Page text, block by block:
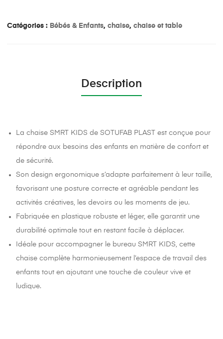
Catégories : Bébés & Enfants, chaise, chaise et table
Description
La chaise SMRT KIDS de SOTUFAB PLAST est conçue pour
répondre aux besoins des enfants en matière de confort et
de sécurité.
Son design ergonomique s’adapte parfaitement à leur taille,
favorisant une posture correcte et agréable pendant les
activités créatives, les devoirs ou les moments de jeu.
Fabriquée en plastique robuste et léger, elle garantit une
durabilité optimale tout en restant facile à déplacer.
Idéale pour accompagner le bureau SMRT KIDS, cette
chaise complète harmonieusement l’espace de travail des
enfants tout en ajoutant une touche de couleur vive et
ludique.